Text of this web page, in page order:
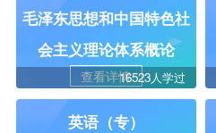
毛泽东思想和中国特色社
会主义理论体系概论
查看详情16523人学过
英语（专）